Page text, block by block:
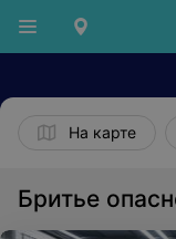
На карте
Бритье